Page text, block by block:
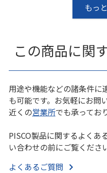
もっ
この商品に関
用途や機能などの諸条件に
も可能です。お気軽にお問
近くの営業所でも承ってお
PISCO製品に関するよくあ
い合わせの前にご覧くださ
よくあるご質問